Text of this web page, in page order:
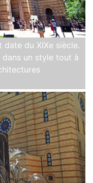
du XIXe siècle.
un style tout à